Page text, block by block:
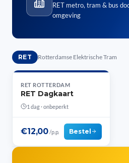
RET metro, tram & bus
omgeving
RET Rotterdamse Elektrische Tram
RET ROTTERDAM
RET Dagkaart
1 dag · onbeperkt
€12,00/p.p. Bestel